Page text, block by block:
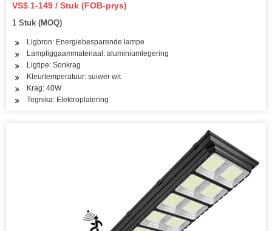
VS$ 1-149 / Stuk (FOB-prys)
1 Stuk (MOQ)
Ligbron: Energiebesparende lampe
Lampliggaammateriaal: aluminiumlegering
Ligtipe: Sonkrag
Kleurtemperatuur: suiwer wit
Krag: 40W
Tegnika: Elektroplatering